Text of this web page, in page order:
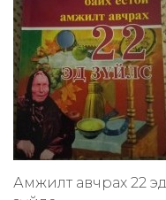
Амжилт авчрах 22 эд